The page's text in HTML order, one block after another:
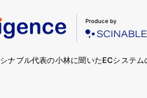
Produce by
シナブル代表の小林に聞いたECシステム